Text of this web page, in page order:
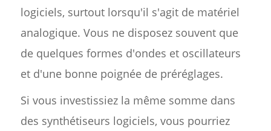
logiciels, surtout lorsqu'il s'agit de matériel
analogique. Vous ne disposez souvent que
de quelques formes d'ondes et oscillateurs
et d'une bonne poignée de préréglages.
Si vous investissiez la même somme dans
des synthétiseurs logiciels, vous pourriez